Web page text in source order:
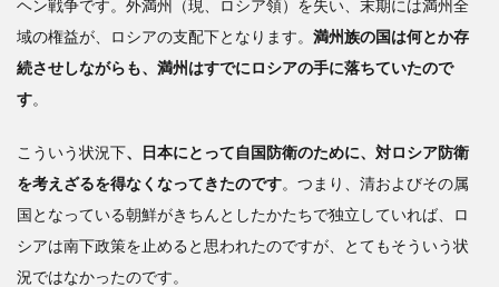
ヘン戦争です。外満州（現、ロシア領）を失い、末期には満州全
域の権益が、ロシアの支配下となります。 満州族の国は何とか存
続させしながらも、満州はすでにロシアの手に落ちていたので
す。
こういう状況下、日本にとって自国防衛のために、対ロシア防衛
を考えざるを得なくなってきたのです。つまり、清およびその属
国となっている朝鮮がきちんとしたかたちで独立していれば、ロ
シアは南下政策を止めると思われたのですが、とてもそういう状
況ではなかったのです。